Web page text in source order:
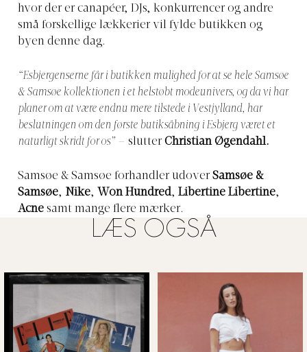
hvor der er canapéer, DJs, konkurrencer og andre
små forskellige lækkerier vil fylde butikken og
byen denne dag.
“Esbjergenserne får i butikken mulighed for at se hele Samsøe
& Samsøe kollektionen i et helstøbt modeunivers, og da vi har
planer om at være endnu mere tilstede i Vestjylland, har
beslutningen om den første butiksåbning i Esbjerg været et
naturligt skridt for os” – slutter Christian Øgendahl.
Samsøe & Samsøe forhandler udover Samsøe &
Samsøe, Nike, Won Hundred, Libertine Libertine,
Acne samt mange flere mærker.
LÆS OGSÅ